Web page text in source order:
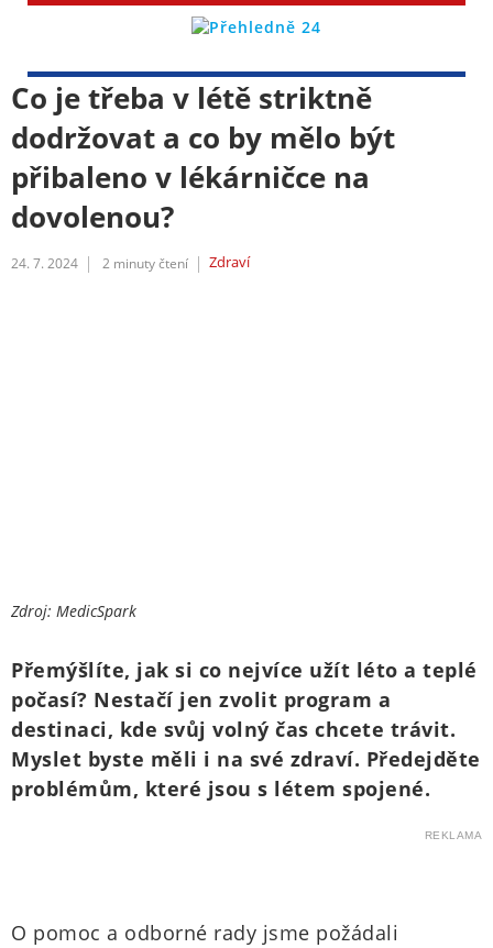
Co je třeba v létě striktně
dodržovat a co by mělo být
přibaleno v lékárničce na
dovolenou?
24. 7. 2024 2 minuty čtení Zdraví
Zdroj: MedicSpark
Přemýšlíte, jak si co nejvíce užít léto a teplé
počasí? Nestačí jen zvolit program a
destinaci, kde svůj volný čas chcete trávit.
Myslet byste měli i na své zdraví. Předejděte
problémům, které jsou s létem spojené.
REKLAMA
O pomoc a odborné rady jsme požádali